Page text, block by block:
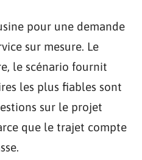
pour une demande
sur mesure. Le
le scénario fournit
les plus fiables sont
sur le projet
que le trajet compte